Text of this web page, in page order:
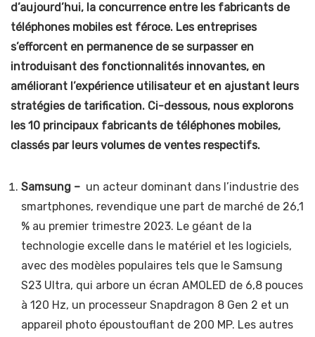
d’aujourd’hui, la concurrence entre les fabricants de
téléphones mobiles est féroce. Les entreprises
s’efforcent en permanence de se surpasser en
introduisant des fonctionnalités innovantes, en
améliorant l’expérience utilisateur et en ajustant leurs
stratégies de tarification. Ci-dessous, nous explorons
les 10 principaux fabricants de téléphones mobiles,
classés par leurs volumes de ventes respectifs.
Samsung – un acteur dominant dans l’industrie des
smartphones, revendique une part de marché de 26,1
% au premier trimestre 2023. Le géant de la
technologie excelle dans le matériel et les logiciels,
avec des modèles populaires tels que le Samsung
S23 Ultra, qui arbore un écran AMOLED de 6,8 pouces
à 120 Hz, un processeur Snapdragon 8 Gen 2 et un
appareil photo époustouflant de 200 MP. Les autres